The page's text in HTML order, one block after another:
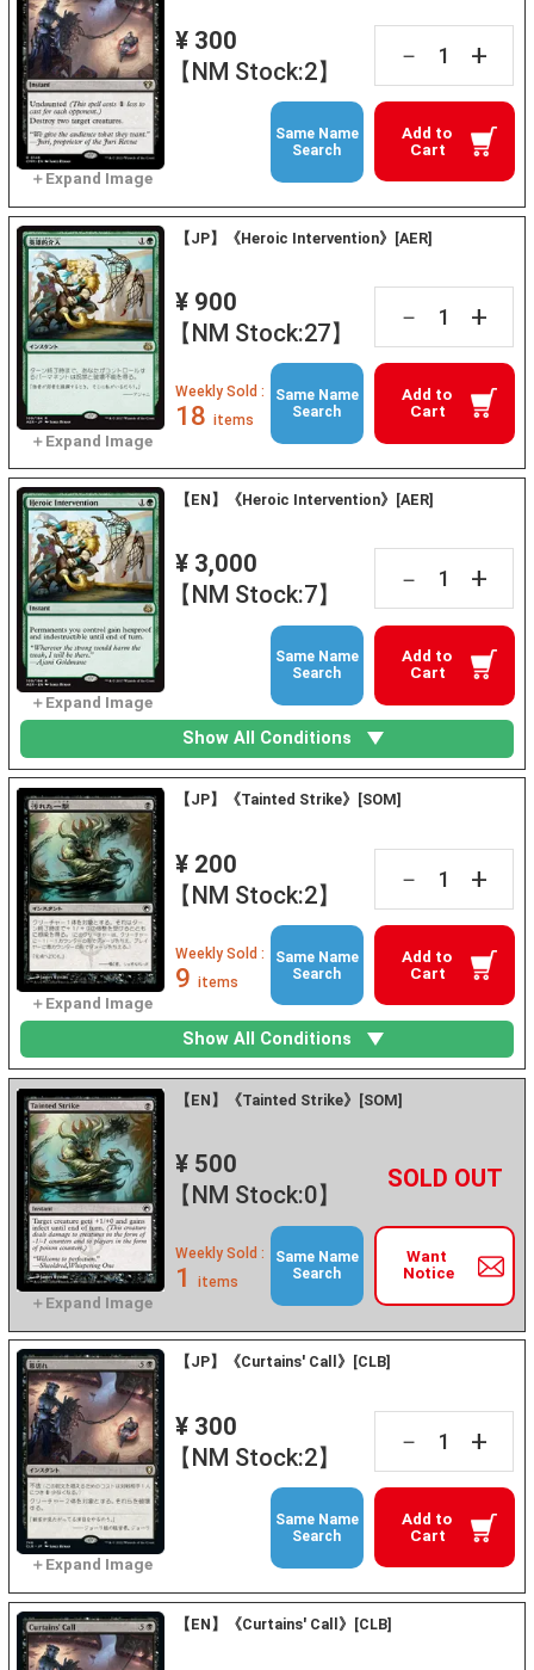
¥ 300
【NM Stock:2】
－ +
Add to
Cart
Same Name
Search
【JP】《Heroic Intervention》[AER]
¥ 900
【NM Stock:27】
－ +
Add to
Cart
Weekly Sold :
18 items
Same Name
Search
【EN】《Heroic Intervention》[AER]
¥ 3,000
【NM Stock:7】
－ +
Add to
Cart
Same Name
Search
Show All Conditions
【JP】《Tainted Strike》[SOM]
¥ 200
【NM Stock:2】
－ +
Add to
Cart
Weekly Sold :
9 items
Same Name
Search
Show All Conditions
【EN】《Tainted Strike》[SOM]
¥ 500
【NM Stock:0】
－ +
Want
Notice
Weekly Sold :
1 items
Same Name
Search
【JP】《Curtains' Call》[CLB]
¥ 300
【NM Stock:2】
－ +
Add to
Cart
Same Name
Search
【EN】《Curtains' Call》[CLB]